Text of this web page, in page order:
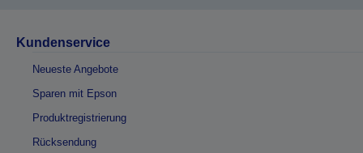
Kundenservice
Neueste Angebote
Sparen mit Epson
Produktregistrierung
Rücksendung